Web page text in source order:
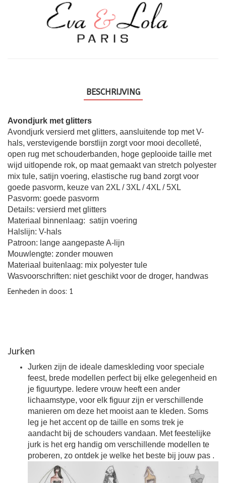
BESCHRIJVING
Avondjurk met glitters
Avondjurk versierd met glitters, aansluitende top met V-
hals, verstevigende borstlijn zorgt voor mooi decolleté,
open rug met schouderbanden, hoge geplooide taille met
wijd uitlopende rok, op maat gemaakt van stretch polyester
mix tule, satijn voering, elastische rug band zorgt voor
goede pasvorm, keuze van 2XL / 3XL / 4XL / 5XL
Pasvorm: goede pasvorm
Details: versierd met glitters
Materiaal binnenlaag: satijn voering
Halslijn: V-hals
Patroon: lange aangepaste A-lijn
Mouwlengte: zonder mouwen
Materiaal buitenlaag: mix polyester tule
Wasvoorschriften: niet geschikt voor de droger, handwas
Eenheden in doos: 1
Jurken
Jurken zijn de ideale dameskleding voor speciale
feest, brede modellen perfect bij elke gelegenheid en
je figuurtype. Iedere vrouw heeft een ander
lichaamstype, voor elk figuur zijn er verschillende
manieren om deze het mooist aan te kleden. Soms
leg je het accent op de taille en soms trek je
aandacht bij de schouders vandaan. Met feestelijke
jurk is het erg handig om verschillende modellen te
proberen, zo ontdek je welke het beste bij jouw pas .